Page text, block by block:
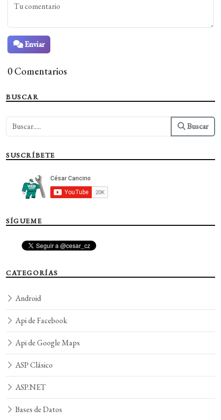
Enviar
0 Comentarios
BUSCAR
Buscar
SUSCRÍBETE
SÍGUEME
CATEGORÍAS
Android
Api de Facebook
Api de Google Maps
ASP Clásico
ASP.NET
Bases de Datos